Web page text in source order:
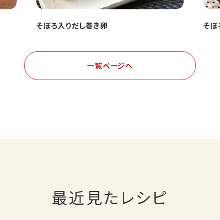
そぼろ入りだし巻き卵 そぼ
一覧ページへ
最近見たレシピ